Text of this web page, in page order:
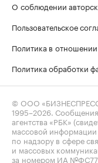
О соблюдении
Пользовательское
Политика в
Политика обработки
© ООО
1995–2026 .
агентства «РБК»
массовой
по надзору в сфере
и массовых
за номером ИА